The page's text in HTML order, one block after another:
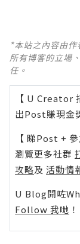
*本站之內容由
所有博客的立場
任。
【 U Creator
出Post賺現金
【 睇Post +
瀏覽更多社群
攻略及 活動情
U Blog開咗
Follow 我哋 ！